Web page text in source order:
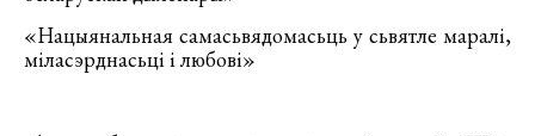
«Нацыянальная самасьвядомасьць у сьвятле маралі,
міласэрднасьці і любові»